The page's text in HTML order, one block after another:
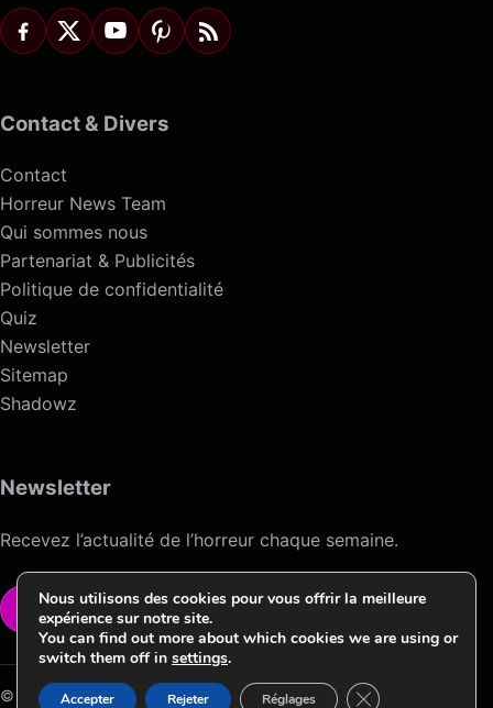
Contact & Divers
Contact
Horreur News Team
Qui sommes nous
Partenariat & Publicités
Politique de confidentialité
Quiz
Newsletter
Sitemap
Shadowz
Newsletter
Recevez l’actualité de l’horreur chaque semaine.
VOIR LA NEWSLETTER
© 2026 Horreur News / Version HNV.2 ->Conception & Design by
Nous utilisons des cookies pour vous offrir la meilleure
expérience sur notre site.
You can find out more about which cookies we are using or
switch them off in settings.
Accepter Rejeter Réglages Fermer la